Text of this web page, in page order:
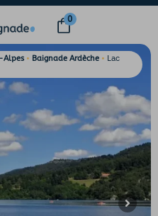
0
Alpes • Baignade Ardèche • Lac